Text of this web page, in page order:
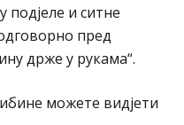
подјеле и ситне
одговорно пред
држе у рукама“.
можете видјети